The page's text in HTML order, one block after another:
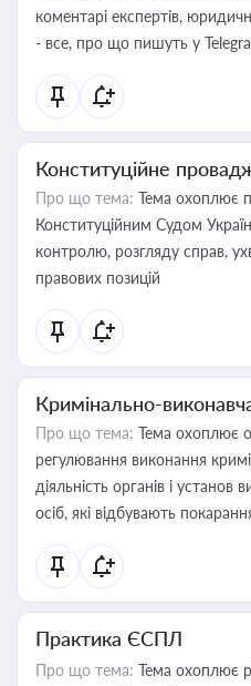
коментарі експертів,
- все, про що пишуть у
Конституційне
Про що тема: Тема охоплює
Конституційним Судом
контролю, розгляду справ,
правових позицій
Кримінально-
Про що тема: Тема охоплює
регулювання виконання
діяльність органів і установ
осіб, які відбувають
Практика ЄСПЛ
Про що тема: Тема охоплює